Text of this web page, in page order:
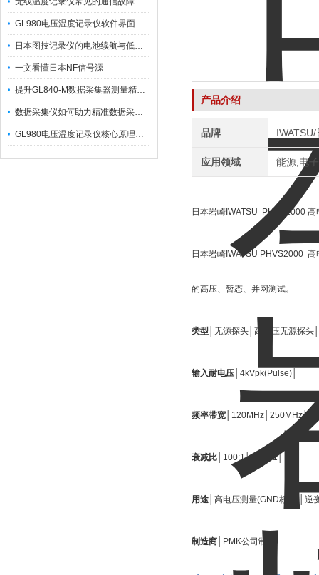
GL980电压温度记录仪软件界面功能与使用技巧
日本图技记录仪的电池续航与低功耗模式适用场景分析
一文看懂日本NF信号源
提升GL840-M数据采集器测量精度的操作秘籍
数据采集仪如何助力精准数据采集与分析？​
GL980电压温度记录仪核心原理及行业应用
产品介绍
品牌
应用领域 能源,电
日本岩崎IWATSU PHVS2000
日本岩崎IWATSU PHVS2000
的高压、暂态、并网测试。
类型 │无源探头│高电压无源探头│
输入耐电压 │4kVpk(Pulse)│
频率带宽
衰减比 │100:1│1000:1│
用途 │高电压测量(GND标准)│逆
制造商 │PMK公司制│